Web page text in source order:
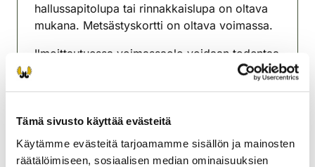
Tämä sivusto käyttää evästeitä
Käytämme evästeitä tarjoamamme sisällön ja mainosten
räätälöimiseen, sosiaalisen median ominaisuuksien
hallussapitolupa tai rinnakkaislupa on oltava
mukana. Metsästyskortti on oltava voimassa.
Ilmoittautuessa voimassaolo voidaan todentaa
metsästäjänumeron, metsästyskortin QR-
Varaudu henkilöllisyytesi tarkastamiseen.
Käteismaksu/Omariista-maksu